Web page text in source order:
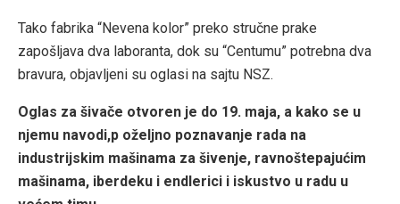
Tako fabrika “Nevena kolor” preko stručne prake
zapošljava dva laboranta, dok su “Centumu” potrebna dva
bravura, objavljeni su oglasi na sajtu NSZ.
Oglas za šivače otvoren je do 19. maja, a kako se u
njemu navodi,p oželjno poznavanje rada na
industrijskim mašinama za šivenje, ravnoštepajućim
mašinama, iberdeku i endlerici i iskustvo u radu u